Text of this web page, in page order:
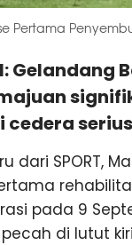
Pertama
Gelandang
dari SPORT,
pada 9
di lutut